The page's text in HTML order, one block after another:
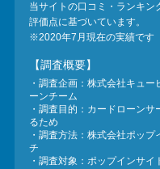
に悩
い理由
質屋
やシ
較
当サイトの口コミ・ランキン
評価点に基づいています。
※2020年7月現在の実績です
【調査概要】
・調査企画：株式会社キュ
ーンチーム
・調査目的：カードローン
るため
・調査方法：株式会社ポッ
チ
・調査対象：ポップインサ